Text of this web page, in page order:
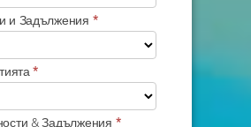
и Задължения *
*
& Задължения *